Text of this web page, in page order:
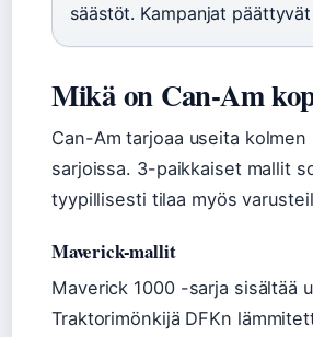
säästöt. Kampanjat
Mikä on Can-Am
Can-Am tarjoaa useita
sarjoissa. 3-paikkaiset mallit
tyypillisesti tilaa myös
Maverick-mallit
Maverick 1000 -sarja sisältää
Traktorimönkijä DFKn